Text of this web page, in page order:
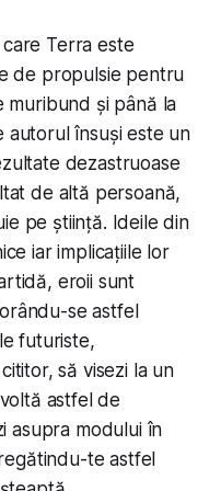
Terra este
de propulsie pentru
muribund și până la
autorul însuși este un
dezastruoase
de altă persoană,
pe știință. Ideile din
iar implicațiile lor
eroii sunt
se astfel
futuriste,
să visezi la un
astfel de
asupra modului în
te astfel